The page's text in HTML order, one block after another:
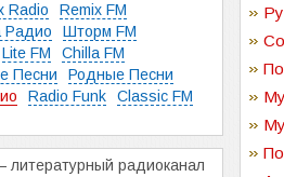
Radio
Remix FM
Радио
Шторм FM
Lite FM
Chilla FM
Песни
Родные Песни
Radio Funk
Classic FM
литературный радиоканал